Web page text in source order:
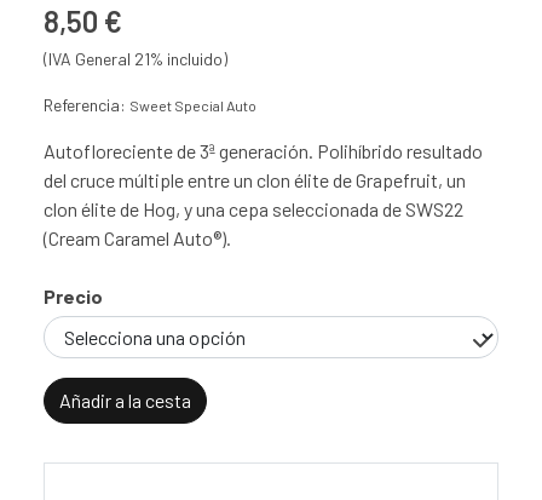
8,50 €
(IVA General 21% incluido)
Referencia: Sweet Special Auto
Autofloreciente de 3ª generación. Polihíbrido resultado
del cruce múltiple entre un clon élite de Grapefruit, un
clon élite de Hog, y una cepa seleccionada de SWS22
(Cream Caramel Auto®).
Precio
Añadir a la cesta